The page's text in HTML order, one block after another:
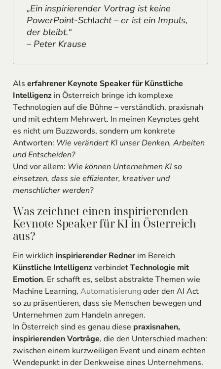
„Ein inspirierender Vortrag ist keine
PowerPoint-Schlacht – er ist ein Impuls,
der bleibt.“
– Peter Krause
Als erfahrener Keynote Speaker für Künstliche
Intelligenzin Österreich bringe ich komplexe
Technologien auf die Bühne – verständlich, praxisnah
und mit echtem Mehrwert. In meinen Keynotes geht
es nicht um Buzzwords, sondern um konkrete
Antworten: Wie verändert KI unser Denken, Arbeiten
und Entscheiden?
Und vor allem: Wie können Unternehmen KI so
einsetzen, dass sie effizienter, kreativer und
menschlicher werden?
Was zeichnet einen inspirierenden
Keynote Speaker für KI in Österreich
aus?
Ein wirklich inspirierender Rednerim Bereich
Künstliche IntelligenzverbindetTechnologie mit
Emotion. Er schafft es, selbst abstrakte Themen wie
Machine Learning, Automatisierungoder den AI Act
so zu präsentieren, dass sie Menschen bewegen und
Unternehmen zum Handeln anregen.
In Österreich sind es genau diese praxisnahen,
inspirierenden Vorträge, die den Unterschied machen:
zwischen einem kurzweiligen Event und einem echten
Wendepunkt in der Denkweise eines Unternehmens.